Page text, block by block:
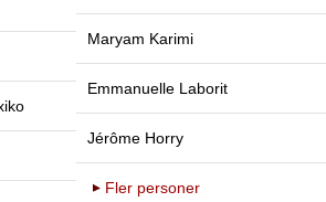
Maryam Karimi
Emmanuelle Laborit
Jérôme Horry
Fler personer